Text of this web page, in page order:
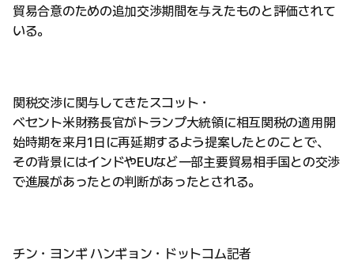
貿易合意のための追加交渉期間を与えたものと評価されて
いる。
関税交渉に関与してきたスコット・
ベセント米財務長官がトランプ大統領に相互関税の適用開
始時期を来月1日に再延期するよう提案したとのことで、
その背景にはインドやEUなど一部主要貿易相手国との交渉
で進展があったとの判断があったとされる。
チン・ヨンギ ハンギョン・ドットコム記者